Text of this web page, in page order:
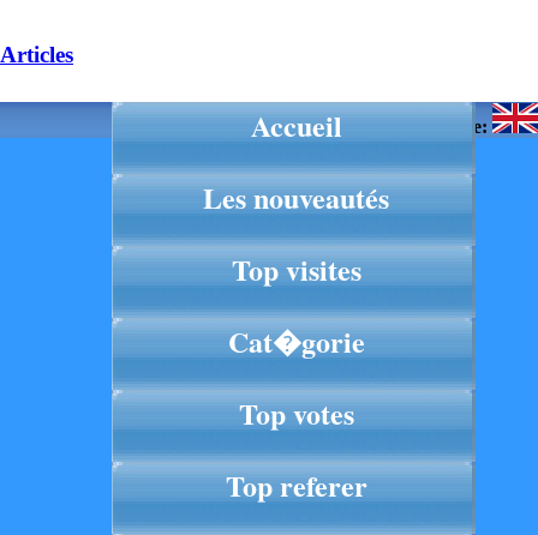
Articles
Langue:
Accueil
Les nouveautés
Top visites
Cat�gorie
Top votes
Top referer